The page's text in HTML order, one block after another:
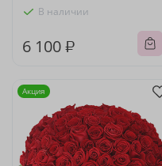
В наличии
6 100 ₽
Акция